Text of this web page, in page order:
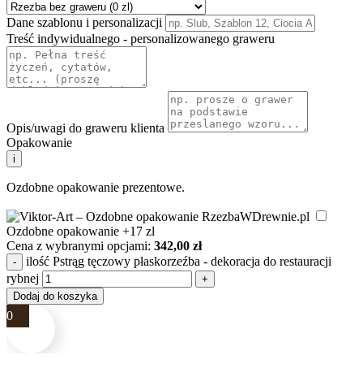
Dane szablonu i personalizacji
Treść indywidualnego - personalizowanego graweru
Opis/uwagi do graweru klienta
Opakowanie
i
Ozdobne opakowanie prezentowe.
Ozdobne opakowanie +17 zl
Cena z wybranymi opcjami: 342,00 zł
ilość Pstrąg tęczowy płaskorzeźba - dekoracja do restauracji
rybnej
Dodaj do koszyka
0